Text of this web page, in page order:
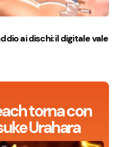
torna con
Urahara
ai dischi: il digitale vale